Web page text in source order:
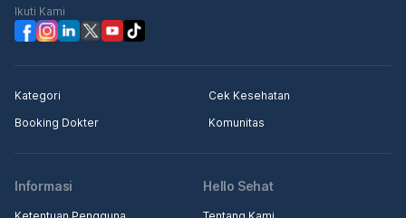
Ikuti Kami
Kategori
Cek Kesehatan
Booking Dokter
Komunitas
Informasi
Ketentuan Pengguna
Hello Sehat
Tentang Kami